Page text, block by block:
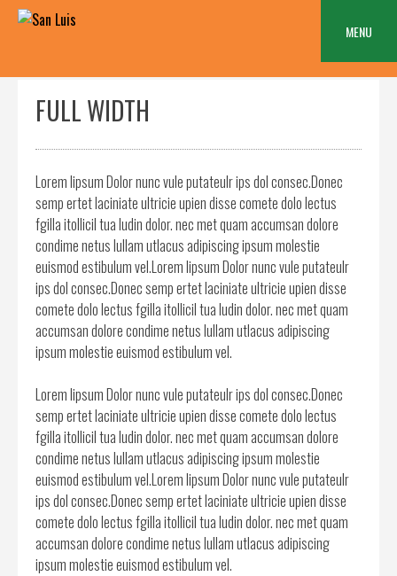
Skip
MENU
FULL WIDTH
Lorem lipsum Dolor nunc vule putateulr ips dol consec.Donec
semp ertet laciniate ultricie upien disse comete dolo lectus
fgilla itollicil tua ludin dolor. nec met quam accumsan dolore
condime netus lullam utlacus adipiscing ipsum molestie
euismod estibulum vel.Lorem lipsum Dolor nunc vule putateulr
ips dol consec.Donec semp ertet laciniate ultricie upien disse
comete dolo lectus fgilla itollicil tua ludin dolor. nec met quam
accumsan dolore condime netus lullam utlacus adipiscing
ipsum molestie euismod estibulum vel.
Lorem lipsum Dolor nunc vule putateulr ips dol consec.Donec
semp ertet laciniate ultricie upien disse comete dolo lectus
fgilla itollicil tua ludin dolor. nec met quam accumsan dolore
condime netus lullam utlacus adipiscing ipsum molestie
euismod estibulum vel.Lorem lipsum Dolor nunc vule putateulr
ips dol consec.Donec semp ertet laciniate ultricie upien disse
comete dolo lectus fgilla itollicil tua ludin dolor. nec met quam
accumsan dolore condime netus lullam utlacus adipiscing
ipsum molestie euismod estibulum vel.